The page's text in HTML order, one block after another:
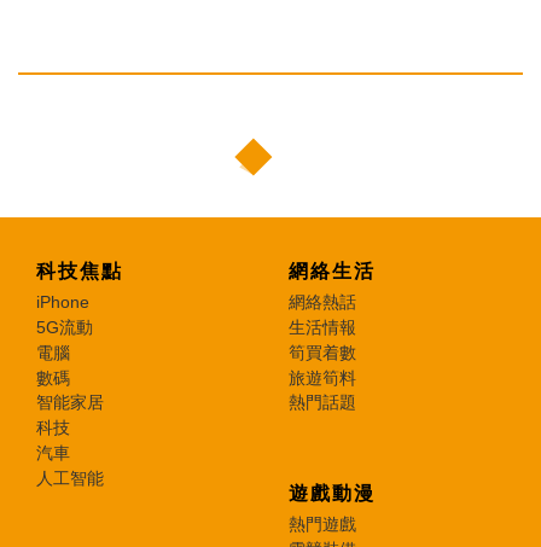
科技焦點
iPhone
5G流動
電腦
數碼
智能家居
科技
汽車
人工智能
網絡生活
網絡熱話
生活情報
筍買着數
旅遊筍料
熱門話題
遊戲動漫
熱門遊戲